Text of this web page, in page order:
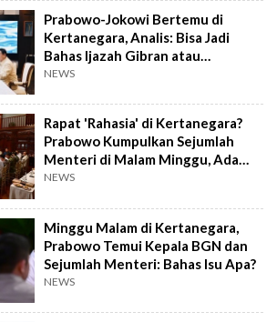
Prabowo-Jokowi Bertemu di
Kertanegara, Analis: Bisa Jadi
Bahas Ijazah Gibran atau
Dukungan 2 Periode
NEWS
Rapat 'Rahasia' di Kertanegara?
Prabowo Kumpulkan Sejumlah
Menteri di Malam Minggu, Ada
Apa?
NEWS
Minggu Malam di Kertanegara,
Prabowo Temui Kepala BGN dan
Sejumlah Menteri: Bahas Isu Apa?
NEWS